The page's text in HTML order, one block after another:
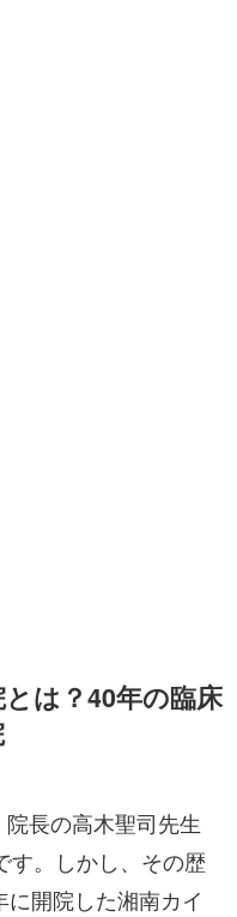
は？40年の臨床
長の高木聖司先生
す。しかし、その歴
開院した湘南カイ